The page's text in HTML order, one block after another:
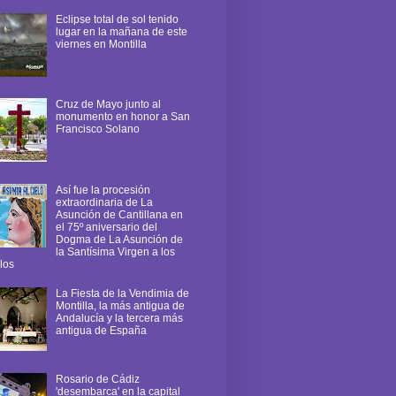
Eclipse total de sol tenido
lugar en la mañana de este
viernes en Montilla
Cruz de Mayo junto al
monumento en honor a San
Francisco Solano
Así fue la procesión
extraordinaria de La
Asunción de Cantillana en
el 75º aniversario del
Dogma de La Asunción de
la Santísima Virgen a los
La Fiesta de la Vendimia de
Montilla, la más antigua de
Andalucía y la tercera más
antigua de España
Rosario de Cádiz
'desembarca' en la capital